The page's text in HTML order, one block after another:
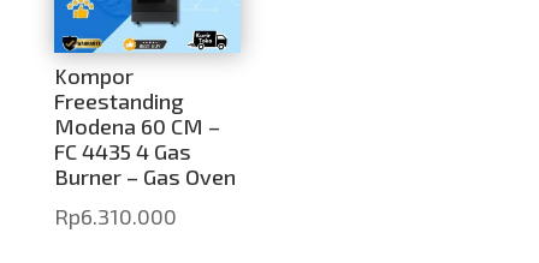
Kompor
Freestanding
Modena 60 CM –
FC 4435 4 Gas
Burner – Gas Oven
Rp6.310.000